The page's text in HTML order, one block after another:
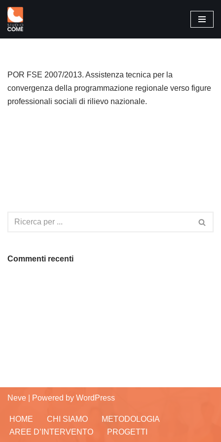
Vai
al
POR FSE 2007/2013. Assistenza tecnica per la
convergenza della programmazione regionale verso figure
professionali sociali di rilievo nazionale.
Commenti recenti
Neve | Powered by WordPress
HOME CHI SIAMO
METODOLOGIA
AREE D’INTERVENTO
PROGETTI